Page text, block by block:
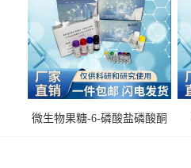
微生物果糖-6-磷酸盐磷酸酮